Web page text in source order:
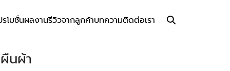
รโมชั่นผลงานรีวิวจากลูกค้าบทความติดต่อเรา
นผ้า